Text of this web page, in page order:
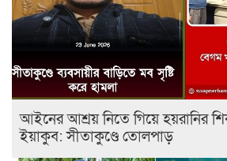
আইনের আশ্রয় নিতে গিয়ে হয়রানির
ইয়াকুব: সীতাকুণ্ডে তোলপাড়